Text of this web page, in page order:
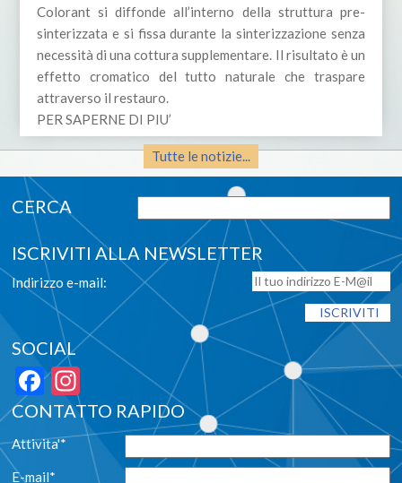
Colorant si diffonde all’interno della struttura pre-
sinterizzata e si fissa durante la sinterizzazione senza
necessità di una cottura supplementare. Il risultato è un
effetto cromatico del tutto naturale che traspare
attraverso il restauro.
PER SAPERNE DI PIU’
Tutte le notizie...
ISCRIVITI ALLA NEWSLETTER
Indirizzo e-mail:
SOCIAL
Facebook
Instagram
CONTATTO RAPIDO
Attivita'*
E-mail*